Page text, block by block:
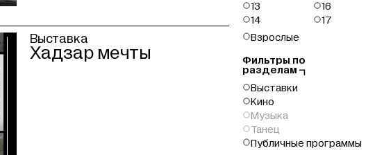
13
14
16
17
 Взрослые
Фильтры по
разделам 
 Выставки
 Кино
 Музыка
Танец
 Публичные программы
Выставка
Хадзар мечты